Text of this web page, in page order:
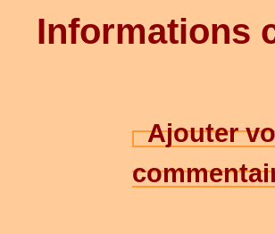
Informations
Ajouter